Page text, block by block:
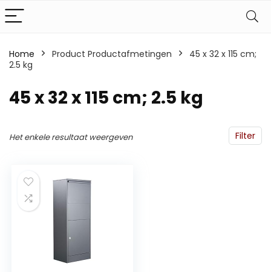
Home Product Productafmetingen
‎45 x 32 x 115 cm;
2.5 kg
‎45 x 32 x 115 cm; 2.5 kg
Filter
Het enkele resultaat weergeven